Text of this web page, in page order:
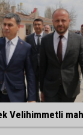
Velihimmetli